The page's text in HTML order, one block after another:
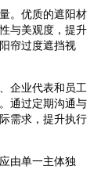
。优质的遮阳材
与美观度，提升
帘过度遮挡视
企业代表和员工
通过定期沟通与
需求，提升执行
由单一主体独